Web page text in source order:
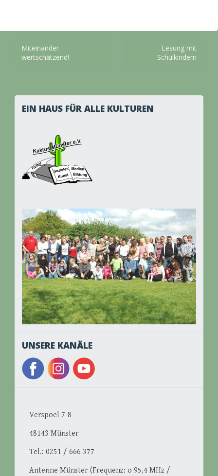
Beitragsnavigation
Miteinander
wertschätzend!
Lesung mit
Schulkindern
EIN HAUS FÜR ALLE KULTUREN
UNSERE KANÄLE
Verspoel 7-8
48143 Münster
Tel.: 0251 / 666 377
Antenne Münster (Frequenz: o 95,4 MHz /